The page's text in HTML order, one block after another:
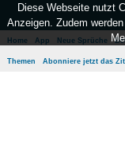
Home App Neue Sprüche
Themen Abonniere jetzt das
Diese Webseite nutzt
Anzeigen. Zudem